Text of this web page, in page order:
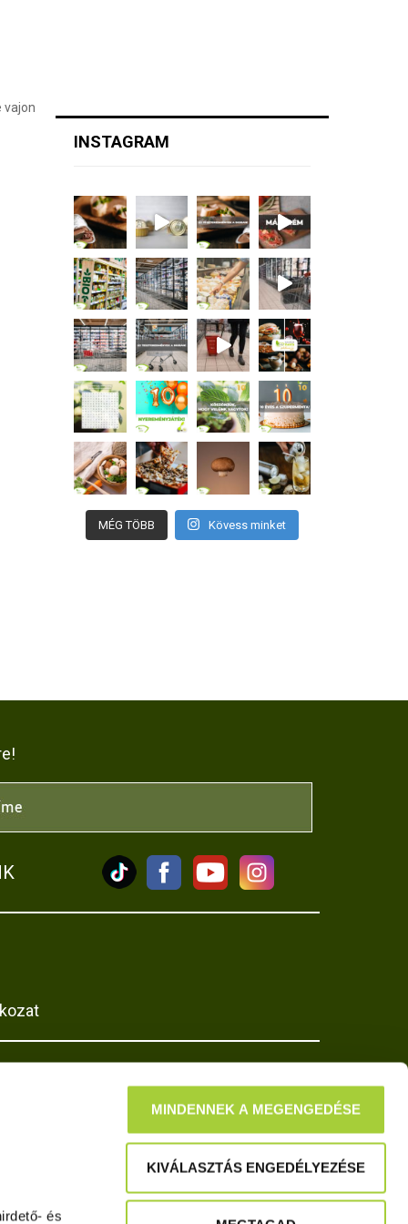
és
MINDENNEK A MEGENGEDÉSE
KIVÁLASZTÁS ENGEDÉLYEZÉSE
vajon
INSTAGRAM
MÉG TÖBB Kövess minket